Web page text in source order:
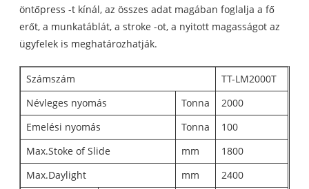
öntőpress -t kínál, az összes adat magában foglalja a fő
erőt, a munkatáblát, a stroke -ot, a nyitott magasságot az
ügyfelek is meghatározhatják.
Számszám
TT-LM2000T
Névleges nyomás
Tonna
2000
Emelési nyomás
Tonna
100
Max.Stoke of Slide
mm
1800
Max.Daylight
mm 2400